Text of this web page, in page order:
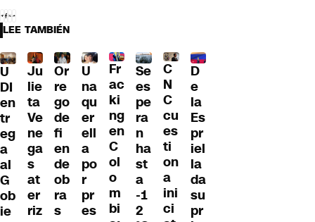
LEE TAMBIÉN
U
DI
en
tr
eg
a
al
G
ob
ie
Ju
lie
ta
Ve
ne
ga
s
at
er
riz
Or
re
go
de
fi
en
de
ob
ra
s
U
na
qu
er
ell
a
po
r
pr
es
Fr
ac
ki
ng
en
C
ol
o
m
bi
Se
es
pe
ra
n
ha
st
a
-1
2
C
N
C
cu
es
ti
on
a
ini
ci
D
e
la
Es
pr
iel
la
da
su
pr